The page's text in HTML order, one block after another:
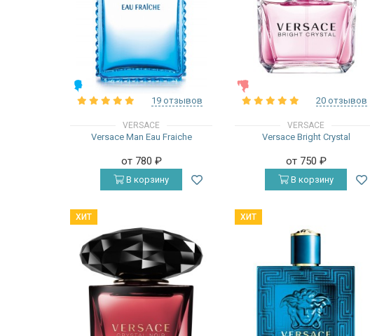
МУЖСКИЕ
19 отзывов
VERSACE
Versace Man Eau Fraiche
от 780 ₽
В корзину
20 отзывов
VERSACE
Versace Bright Crystal
от 750 ₽
В корзину
ХИТ ХИТ